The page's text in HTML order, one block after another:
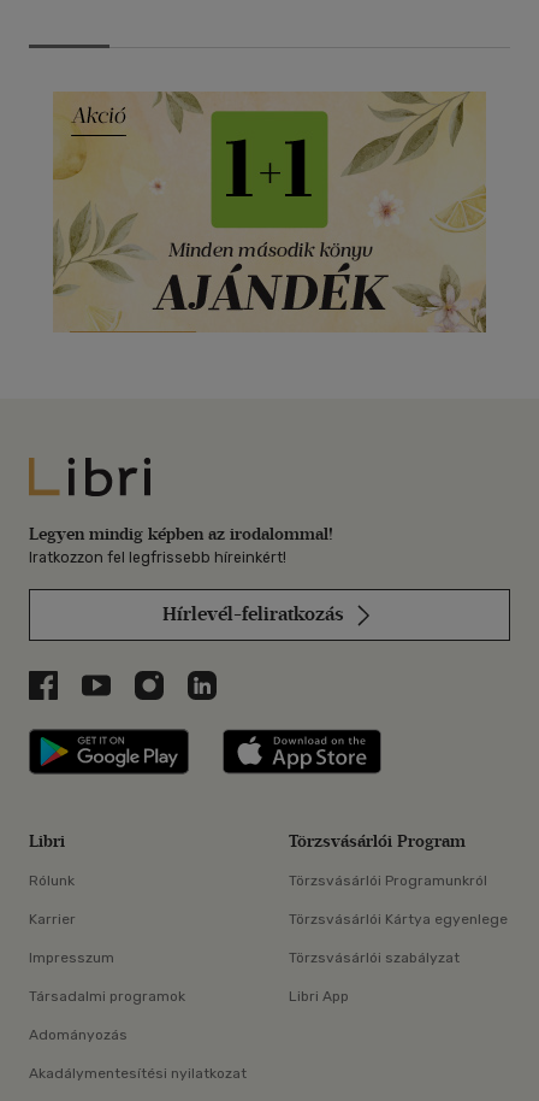
Libri
Legyen mindig képben az irodalommal!
Iratkozzon fel legfrissebb híreinkért!
Hírlevél-feliratkozás
Libri a Facebookon
Libri a Youtube-on
Libri az Instagramon
Libri a LinkedInen
Libri applikáció Szerezd meg: Google
Libri
Rólunk
Karrier
Impresszum
Társadalmi programok
Adományozás
Akadálymentesítési nyilatkozat
Törzsvásárlói Program
Törzsvásárlói Programunkról
Törzsvásárlói Kártya egyenlege
Törzsvásárlói szabályzat
Libri App